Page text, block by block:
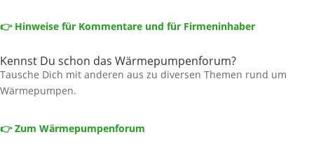
👉 Hinweise für Kommentare und für Firmeninhaber
Kennst Du schon das Wärmepumpenforum?
Tausche Dich mit anderen aus zu diversen Themen rund um
Wärmepumpen.
👉 Zum Wärmepumpenforum